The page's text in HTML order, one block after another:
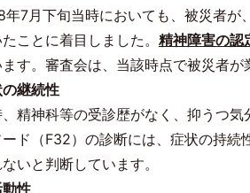
年7月下旬当時においても、被災者
ことに着目しました。 精神障害の認
す。審査会は、当該時点で被災者
継続性
精神科等の受診歴がなく、抑うつ
ド（F32）の診断には、症状の持続
いと判断しています。
性